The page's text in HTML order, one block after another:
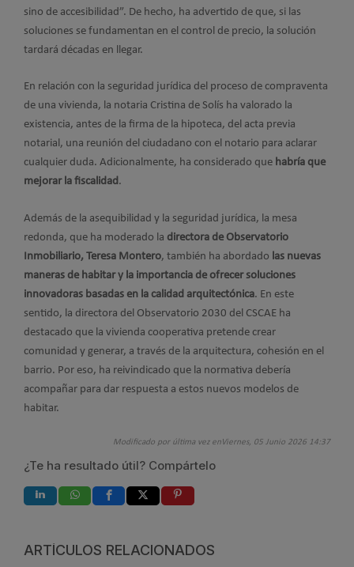
sino de accesibilidad”. De hecho, ha advertido de que, si las
soluciones se fundamentan en el control de precio, la solución
tardará décadas en llegar.
En relación con la seguridad jurídica del proceso de compraventa
de una vivienda, la notaria Cristina de Solís ha valorado la
existencia, antes de la firma de la hipoteca, del acta previa
notarial, una reunión del ciudadano con el notario para aclarar
cualquier duda. Adicionalmente, ha considerado que habría que
mejorar la fiscalidad.
Además de la asequibilidad y la seguridad jurídica, la mesa
redonda, que ha moderado la directora de Observatorio
Inmobiliario, Teresa Montero, también ha abordado las nuevas
maneras de habitar y la importancia de ofrecer soluciones
innovadoras basadas en la calidad arquitectónica. En este
sentido, la directora del Observatorio 2030 del CSCAE ha
destacado que la vivienda cooperativa pretende crear
comunidad y generar, a través de la arquitectura, cohesión en el
barrio. Por eso, ha reivindicado que la normativa debería
acompañar para dar respuesta a estos nuevos modelos de
habitar.
Modificado por última vez enViernes, 05 Junio 2026 14:37
¿Te ha resultado útil? Compártelo
ARTÍCULOS RELACIONADOS